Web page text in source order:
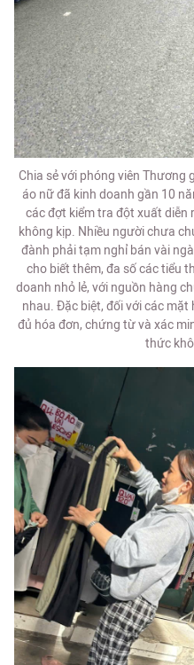
Chia sẻ với phóng viên Thương
áo nữ đã kinh doanh gần 10
các đợt kiểm tra đột xuất diễn
không kịp. Nhiều người chưa
đành phải tạm nghỉ bán vài
cho biết thêm, đa số các tiểu
doanh nhỏ lẻ, với nguồn hàng
nhau. Đặc biệt, đối với các
đủ hóa đơn, chứng từ và xác
thức